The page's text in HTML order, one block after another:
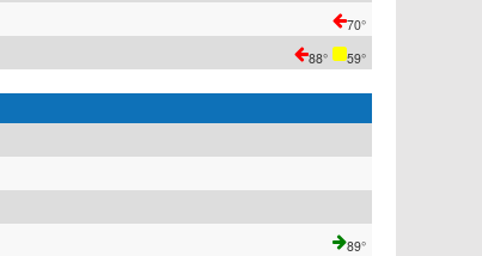
70°
88° 59°
89°